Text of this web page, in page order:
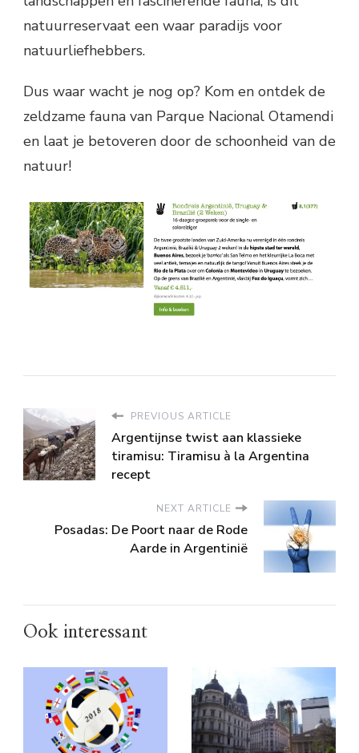
natuurreservaat een waar paradijs voor
natuurliefhebbers.
Dus waar wacht je nog op? Kom en ontdek de
zeldzame fauna van Parque Nacional Otamendi
en laat je betoveren door de schoonheid van de
natuur!
PREVIOUS ARTICLE
Argentijnse twist aan klassieke
tiramisu: Tiramisu à la Argentina
recept
NEXT ARTICLE
Posadas: De Poort naar de Rode
Aarde in Argentinië
Ook interessant